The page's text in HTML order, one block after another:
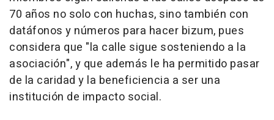
70 años no solo con huchas, sino también con
datáfonos y números para hacer bizum, pues
considera que "la calle sigue sosteniendo a la
asociación", y que además le ha permitido pasar
de la caridad y la beneficiencia a ser una
institución de impacto social.